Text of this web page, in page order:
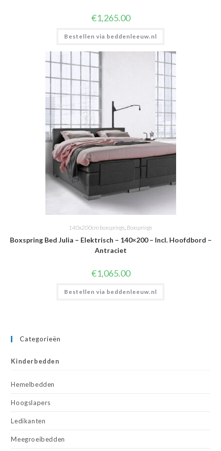
€1,265.00
Bestellen via beddenleeuw.nl
140x200cm boxsprings Boxsprings
Boxspring Bed Julia – Elektrisch – 140×200 – Incl. Hoofdbord –
Antraciet
€1,065.00
Bestellen via beddenleeuw.nl
Categorieën
Kinderbedden
Hemelbedden
Hoogslapers
Ledikanten
Meegroeibedden